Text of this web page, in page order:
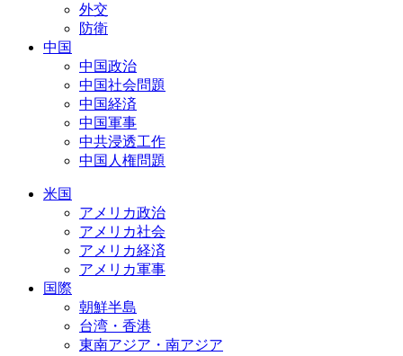
外交
防衛
中国
中国政治
中国社会問題
中国経済
中国軍事
中共浸透工作
中国人権問題
米国
アメリカ政治
アメリカ社会
アメリカ経済
アメリカ軍事
国際
朝鮮半島
台湾・香港
東南アジア・南アジア